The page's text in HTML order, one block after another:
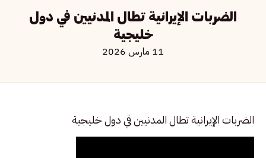
الضربات الإيرانية تطال المدنيين في دول
خليجية
11 مارس 2026
الضربات الإيرانية تطال المدنيين في دول خليجية